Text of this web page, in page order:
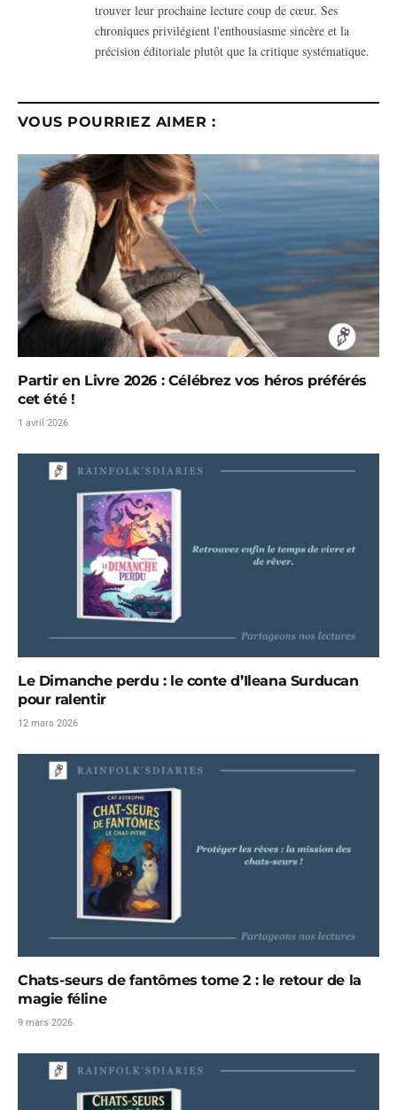
trouver leur prochaine lecture coup de cœur. Ses
chroniques privilégient l'enthousiasme sincère et la
précision éditoriale plutôt que la critique systématique.
VOUS POURRIEZ AIMER :
Partir en Livre 2026 : Célébrez vos héros préférés
cet été !
1 avril 2026
Le Dimanche perdu : le conte d’Ileana Surducan
pour ralentir
12 mars 2026
Chats-seurs de fantômes tome 2 : le retour de la
magie féline
9 mars 2026